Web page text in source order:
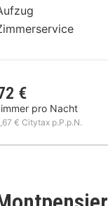
€
pro Nacht
€ Citytax p.P.p.N.